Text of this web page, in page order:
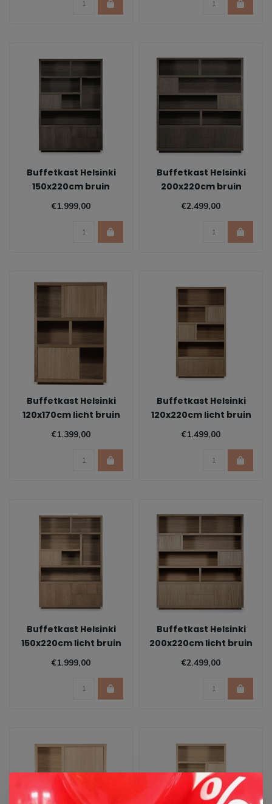
Buffetkast Helsinki
150x220cm bruin
€1.999,00
Buffetkast Helsinki
200x220cm bruin
€2.499,00
Buffetkast Helsinki
120x170cm licht bruin
€1.399,00
Buffetkast Helsinki
120x220cm licht bruin
€1.499,00
Buffetkast Helsinki
150x220cm licht bruin
€1.999,00
Buffetkast Helsinki
200x220cm licht bruin
€2.499,00